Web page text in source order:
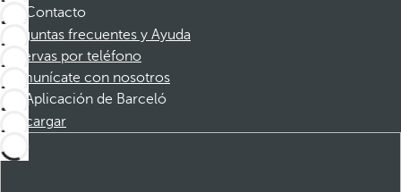
Contacto
Preguntas frecuentes y Ayuda
Reservas por teléfono
Comunícate con nosotros
Aplicación de Barceló
Descargar